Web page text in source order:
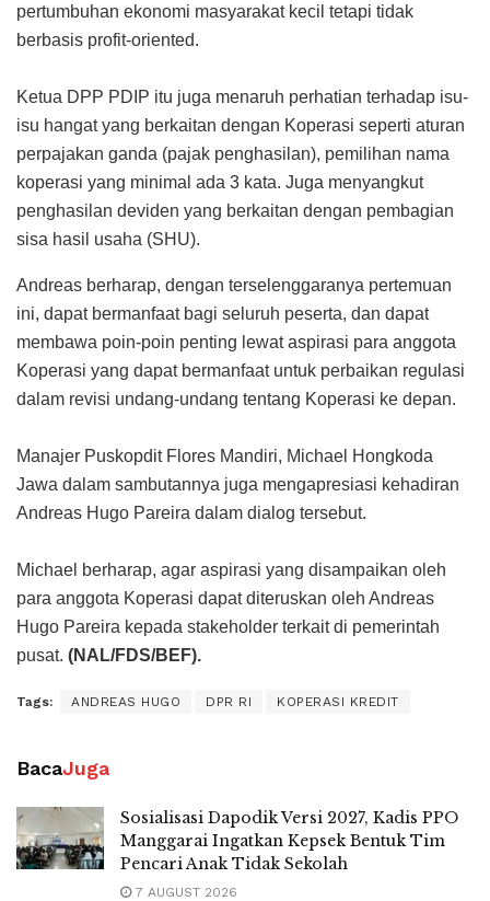
pertumbuhan ekonomi masyarakat kecil tetapi tidak
berbasis profit-oriented.
Ketua DPP PDIP itu juga menaruh perhatian terhadap isu-
isu hangat yang berkaitan dengan Koperasi seperti aturan
perpajakan ganda (pajak penghasilan), pemilihan nama
koperasi yang minimal ada 3 kata. Juga menyangkut
penghasilan deviden yang berkaitan dengan pembagian
sisa hasil usaha (SHU).
Andreas berharap, dengan terselenggaranya pertemuan
ini, dapat bermanfaat bagi seluruh peserta, dan dapat
membawa poin-poin penting lewat aspirasi para anggota
Koperasi yang dapat bermanfaat untuk perbaikan regulasi
dalam revisi undang-undang tentang Koperasi ke depan.
Manajer Puskopdit Flores Mandiri, Michael Hongkoda
Jawa dalam sambutannya juga mengapresiasi kehadiran
Andreas Hugo Pareira dalam dialog tersebut.
Michael berharap, agar aspirasi yang disampaikan oleh
para anggota Koperasi dapat diteruskan oleh Andreas
Hugo Pareira kepada stakeholder terkait di pemerintah
pusat. (NAL/FDS/BEF).
Tags: ANDREAS HUGO DPR RI KOPERASI KREDIT
BacaJuga
Sosialisasi Dapodik Versi 2027, Kadis PPO
Manggarai Ingatkan Kepsek Bentuk Tim
Pencari Anak Tidak Sekolah
7 AUGUST 2026